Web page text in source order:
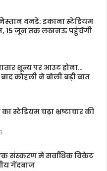
वनडे: इकाना स्टेडियम
15 जून तक लखनऊ पहुंचेंगी
शून्य पर आउट होना…
कोहली ने बोली बड़ी बात
स्टेडियम चढ़ा भ्रष्टाचार की
संस्करण में सर्वाधिक विकेट
गेंदबाज